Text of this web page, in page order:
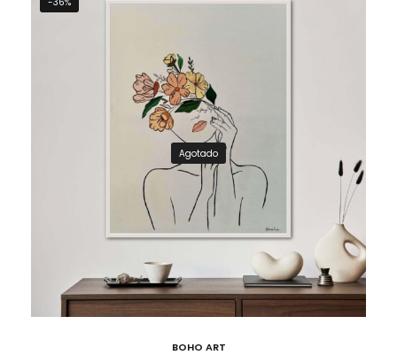
Agotado
BOHO ART